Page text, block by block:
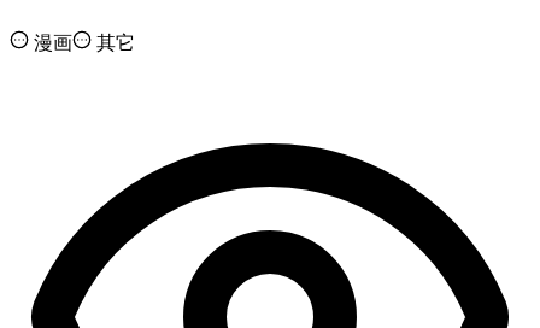
漫画 其它